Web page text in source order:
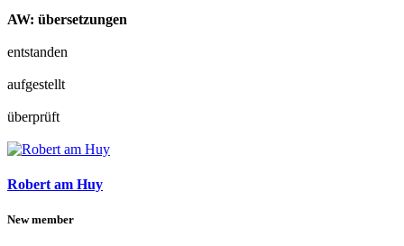
AW: übersetzungen
entstanden
aufgestellt
überprüft
Robert am Huy
New member